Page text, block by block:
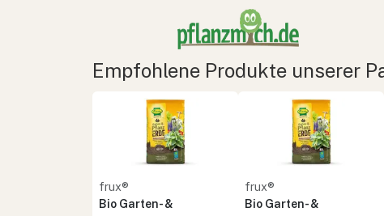
Empfohlene Produkte unserer
frux®
Bio Garten- &
frux®
Bio Garten- &